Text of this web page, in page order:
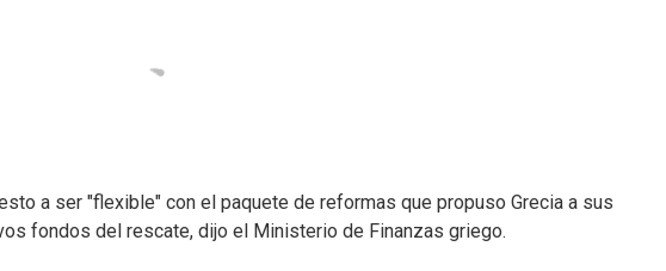
a ser "flexible" con el paquete de reformas que propuso Grecia a sus
fondos del rescate, dijo el Ministerio de Finanzas griego.